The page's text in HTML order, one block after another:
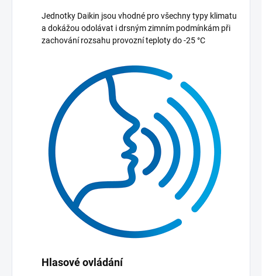
Jednotky Daikin jsou vhodné pro všechny typy klimatu
a dokážou odolávat i drsným zimním podmínkám při
zachování rozsahu provozní teploty do -25 °C
Hlasové ovládání